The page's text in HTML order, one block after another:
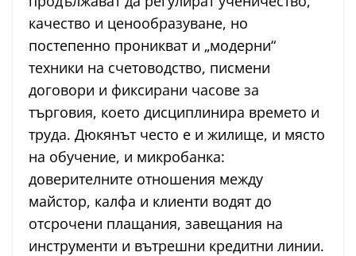
качество и ценообразуване, но
постепенно проникват и „модерни“
техники на счетоводство, писмени
договори и фиксирани часове за
търговия, което дисциплинира времето и
труда. Дюкянът често е и жилище, и място
на обучение, и микробанка:
доверителните отношения между
майстор, калфа и клиенти водят до
отсрочени плащания, завещания на
инструменти и вътрешни кредитни линии.